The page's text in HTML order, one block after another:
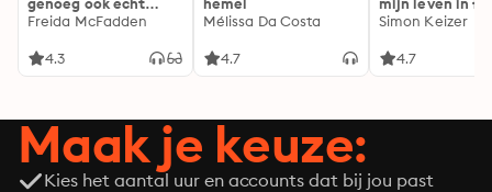
genoeg...
Freida McFadden
4.3
Mélissa Da Costa
4.7
Simon Keizer
4.7
Maak je keuze:
Kies het aantal uur en accounts dat bij jou past